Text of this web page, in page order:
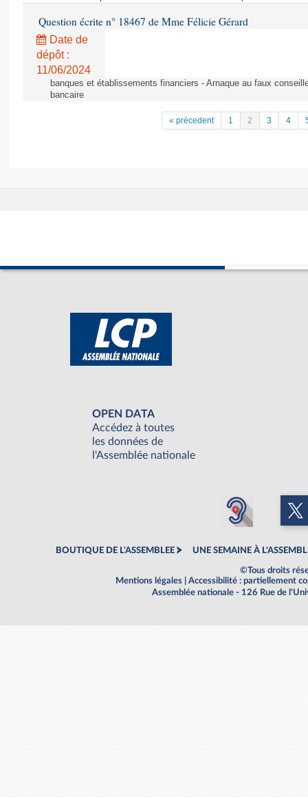
Question écrite n° 18467 de Mme Félicie Gérard
Date de
dépôt :
11/06/2024
banques et établissements financiers - Arnaque au faux
bancaire
« précedent 1 2 3 4
OPEN DATA
Accédez à toutes
les données de
l'Assemblée nationale
BOUTIQUE DE L'ASSEMBLEE UNE SEMAINE À
©Tous droits
Mentions légales
Accessibilité : partiellement
Assemblée nationale - 126 Rue de